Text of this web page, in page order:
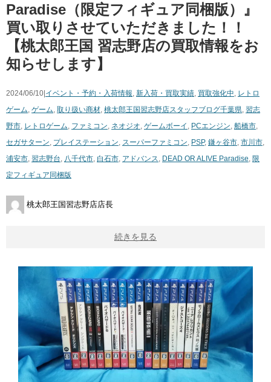
Paradise（限定フィギュア同梱版）』
買い取りさせていただきました！！
【桃太郎王国 習志野店の買取情報をお
知らせします】
2024/06/10|イベント・予約・入荷情報 新入荷・買取実績 買取強化中 レトロ
ゲーム ゲーム 取り扱い商材 桃太郎王国習志野店スタッフブログ千葉県 習志
野市 レトロゲーム ファミコン ネオジオ ゲームボーイ PCエンジン 船橋市
セガサターン プレイステーション スーパーファミコン PSP, 鎌ヶ谷市 市川市
浦安市 習志野台 八千代市 白石市 アドバンス DEAD OR ALIVE Paradise 限
定フィギュア同梱版
桃太郎王国習志野店店長
続きを見る